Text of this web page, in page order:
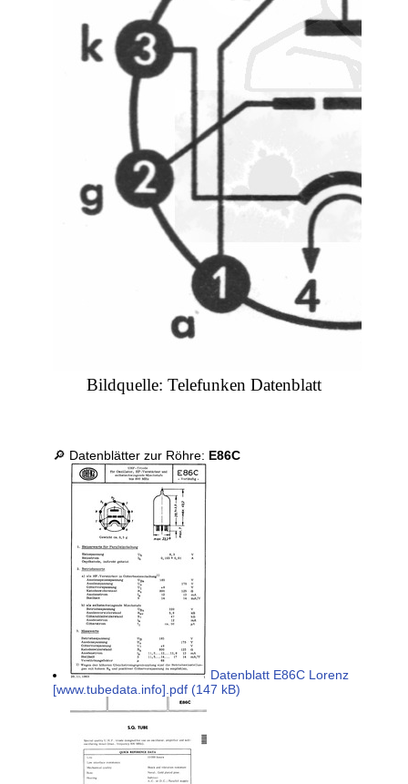
Bildquelle: Telefunken Datenblatt
🔎 Datenblätter zur Röhre: E86C
Datenblatt E86C Lorenz
[www.tubedata.info].pdf (147 kB)